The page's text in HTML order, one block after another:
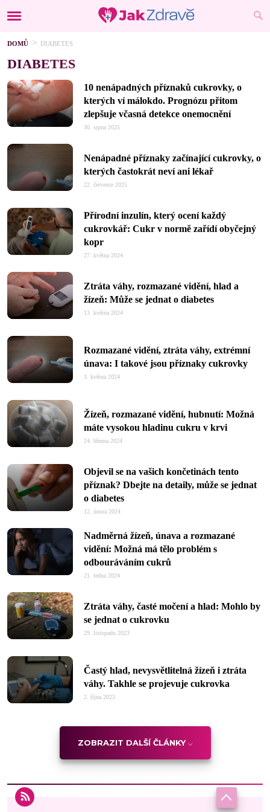
DOMŮ DIABETES
DIABETES
10 nenápadných příznaků cukrovky, o
kterých ví málokdo. Prognózu přitom
zlepšuje včasná detekce onemocnění
30. srpna 2025
Nenápadné příznaky začínající cukrovky, o
kterých častokrát neví ani lékař
22. července 2025
Přírodní inzulín, který ocení každý
cukrovkář: Cukr v normě zařídí obyčejný
kopr
27. května 2024
Ztráta váhy, rozmazané vidění, hlad a
žízeň: Může se jednat o diabetes
13. května 2024
Rozmazané vidění, ztráta váhy, extrémní
únava: I takové jsou příznaky cukrovky
3. května 2024
Žízeň, rozmazané vidění, hubnutí: Možná
máte vysokou hladinu cukru v krvi
24. března 2024
Objevil se na vašich končetinách tento
příznak? Dbejte na detaily, může se jednat
o diabetes
12. února 2024
Nadměrná žízeň, únava a rozmazané
vidění: Možná má tělo problém s
odbouráváním cukrů
21. ledna 2024
Ztráta váhy, časté močení a hlad: Mohlo by
se jednat o cukrovku
29. listopadu 2023
Častý hlad, nevysvětlitelná žízeň i ztráta
váhy. Takhle se projevuje cukrovka
2. října 2023
ZOBRAZIT DALŠÍ ČLÁNKY